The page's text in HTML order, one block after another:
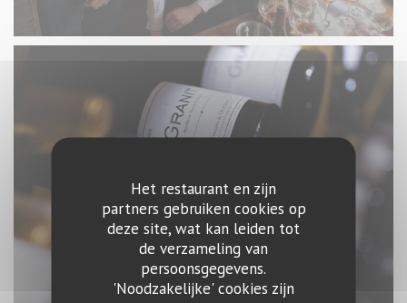
Het restaurant en zijn
partners gebruiken cookies op
deze site, wat kan leiden tot
de verzameling van
persoonsgegevens.
'Noodzakelijke' cookies zijn